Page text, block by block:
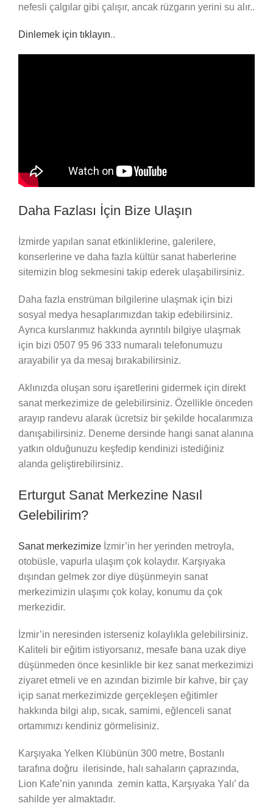
nefesli çalgılar gibi çalışır, ancak rüzgarın yerini su alır..
Dinlemek için tıklayın..
Daha Fazlası İçin Bize Ulaşın
İzmirde yapılan sanat etkinliklerine, galerilere,
konserlerine ve daha fazla kültür sanat haberlerine
sitemizin blog sekmesini takip ederek ulaşabilirsiniz.
Daha fazla enstrüman bilgilerine ulaşmak için bizi
sosyal medya hesaplarımızdan takip edebilirsiniz.
Ayrıca kurslarımız hakkında ayrıntılı bilgiye ulaşmak
için bizi 0507 95 96 333 numaralı telefonumuzu
arayabilir ya da mesaj bırakabilirsiniz.
Aklınızda oluşan soru işaretlerini gidermek için direkt
sanat merkezimize de gelebilirsiniz. Özellikle önceden
arayıp randevu alarak ücretsiz bir şekilde hocalarımıza
danışabilirsiniz. Deneme dersinde hangi sanat alanına
yatkın olduğunuzu keşfedip kendinizi istediğiniz
alanda geliştirebilirsiniz.
Erturgut Sanat Merkezine Nasıl
Gelebilirim?
Sanat merkezimize İzmir’in her yerinden metroyla,
otobüsle, vapurla ulaşım çok kolaydır. Karşıyaka
dışından gelmek zor diye düşünmeyin sanat
merkezimizin ulaşımı çok kolay, konumu da çok
merkezidir.
İzmir’in neresinden isterseniz kolaylıkla gelebilirsiniz.
Kaliteli bir eğitim istiyorsanız, mesafe bana uzak diye
düşünmeden önce kesinlikle bir kez sanat merkezimizi
ziyaret etmeli ve en azından bizimle bir kahve, bir çay
içip sanat merkezimizde gerçekleşen eğitimler
hakkında bilgi alıp, sıcak, samimi, eğlenceli sanat
ortamımızı kendiniz görmelisiniz.
Karşıyaka Yelken Klübünün 300 metre, Bostanlı
tarafına doğru ilerisinde, halı sahaların çaprazında,
Lion Kafe’nin yanında zemin katta, Karşıyaka Yalı’ da
sahilde yer almaktadır.